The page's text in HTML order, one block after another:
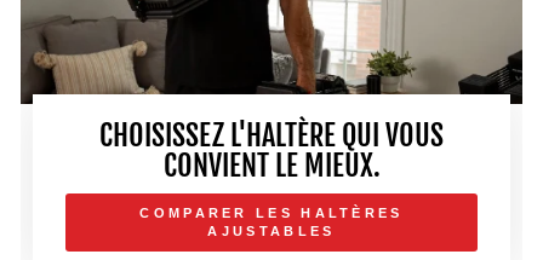
CHOISISSEZ L'HALTÈRE QUI VOUS
CONVIENT LE MIEUX.
COMPARER LES HALTÈRES
AJUSTABLES